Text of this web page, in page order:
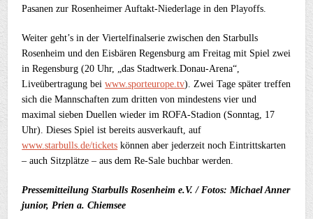
Pasanen zur Rosenheimer Auftakt-Niederlage in den Playoffs.
Weiter geht’s in der Viertelfinalserie zwischen den Starbulls
Rosenheim und den Eisbären Regensburg am Freitag mit Spiel zwei
in Regensburg (20 Uhr, „das Stadtwerk.Donau-Arena“,
Liveübertragung beiwww.sporteurope.tv). Zwei Tage später treffen
sich die Mannschaften zum dritten von mindestens vier und
maximal sieben Duellen wieder im ROFA-Stadion (Sonntag, 17
Uhr). Dieses Spiel ist bereits ausverkauft, auf
www.starbulls.de/tickets können aber jederzeit noch Eintrittskarten
– auch Sitzplätze – aus dem Re-Sale buchbar werden.
Pressemitteilung Starbulls Rosenheim e.V. / Fotos: Michael Anner
junior, Prien a. Chiemsee